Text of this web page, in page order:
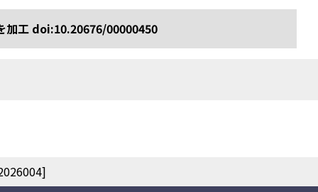
加工 doi:10.20676/00000450